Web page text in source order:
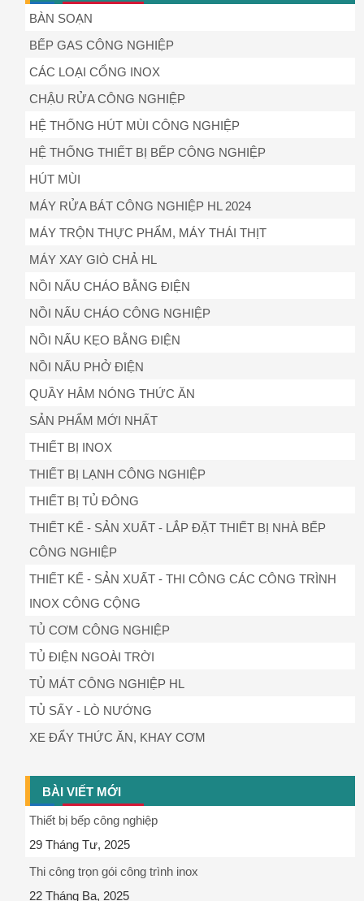
BÀN SOẠN
BẾP GAS CÔNG NGHIỆP
CÁC LOẠI CỔNG INOX
CHẬU RỬA CÔNG NGHIỆP
HỆ THỐNG HÚT MÙI CÔNG NGHIỆP
HỆ THỐNG THIẾT BỊ BẾP CÔNG NGHIỆP
HÚT MÙI
MÁY RỬA BÁT CÔNG NGHIỆP HL 2024
MÁY TRỘN THỰC PHẨM, MÁY THÁI THỊT
MÁY XAY GIÒ CHẢ HL
NỒI NẤU CHÁO BẰNG ĐIỆN
NỒI NẤU CHÁO CÔNG NGHIỆP
NỒI NẤU KẸO BẰNG ĐIỆN
NỒI NẤU PHỞ ĐIỆN
QUẦY HÂM NÓNG THỨC ĂN
SẢN PHẨM MỚI NHẤT
THIẾT BỊ INOX
THIẾT BỊ LẠNH CÔNG NGHIỆP
THIẾT BỊ TỦ ĐÔNG
THIẾT KẾ - SẢN XUẤT - LẮP ĐẶT THIẾT BỊ NHÀ BẾP
CÔNG NGHIỆP
THIẾT KẾ - SẢN XUẤT - THI CÔNG CÁC CÔNG TRÌNH
INOX CÔNG CỘNG
TỦ CƠM CÔNG NGHIỆP
TỦ ĐIỆN NGOÀI TRỜI
TỦ MÁT CÔNG NGHIỆP HL
TỦ SẤY - LÒ NƯỚNG
XE ĐẨY THỨC ĂN, KHAY CƠM
BÀI VIẾT MỚI
Thiết bị bếp công nghiệp
29 Tháng Tư, 2025
Thi công trọn gói công trình inox
22 Tháng Ba, 2025